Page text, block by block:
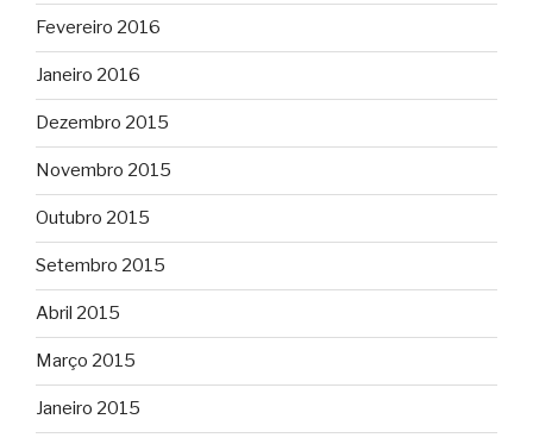
Fevereiro 2016
Janeiro 2016
Dezembro 2015
Novembro 2015
Outubro 2015
Setembro 2015
Abril 2015
Março 2015
Janeiro 2015